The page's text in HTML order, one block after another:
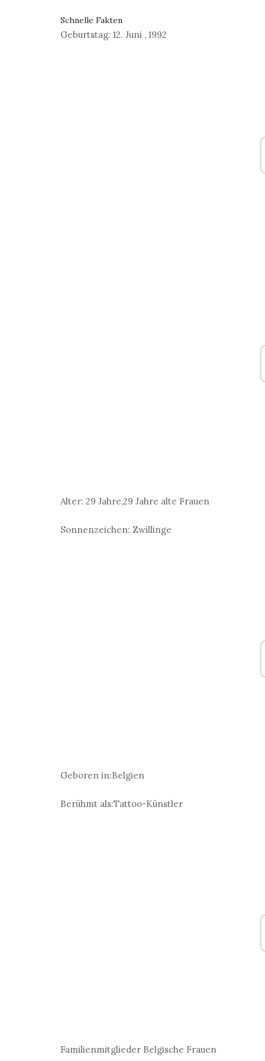
Schnelle Fakten
Geburtstag: 12. Juni , 1992
Alter: 29 Jahre,29 Jahre alte Frauen
Sonnenzeichen: Zwillinge
Geboren in:Belgien
Berühmt als:Tattoo-Künstler
Familienmitglieder Belgische Frauen